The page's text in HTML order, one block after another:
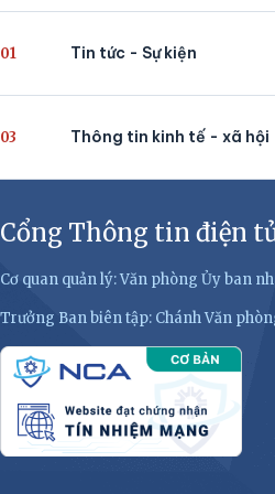
01 Tin tức - Sự kiện
03 Thông tin kinh tế - xã hội
Cổng Thông tin điện
Cơ quan quản lý: Văn phòng Ủy ban
Trưởng Ban biên tập: Chánh Văn